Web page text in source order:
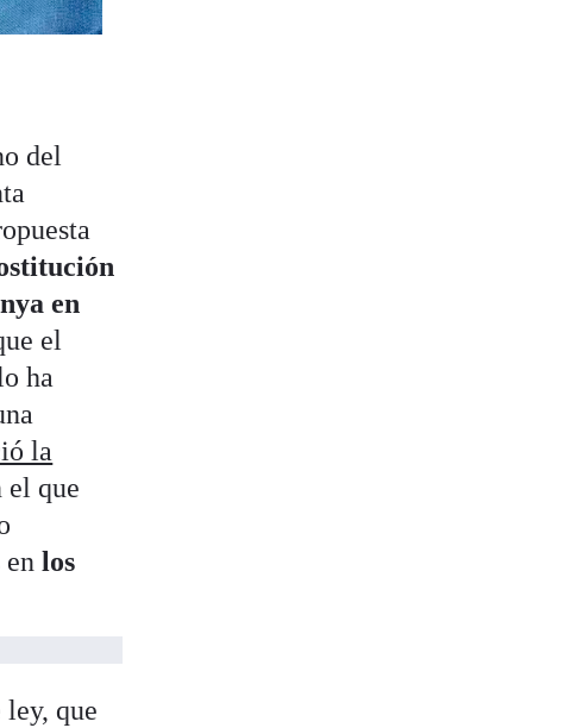
del
en
el
ha
la
el que
enlos
que